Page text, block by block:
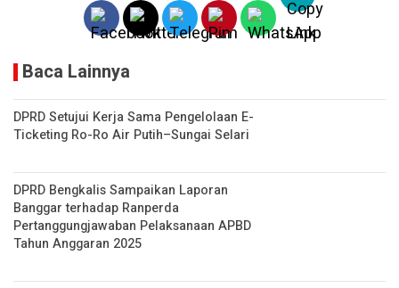
Baca Lainnya
DPRD Setujui Kerja Sama Pengelolaan E-
Ticketing Ro-Ro Air Putih–Sungai Selari
DPRD Bengkalis Sampaikan Laporan
Banggar terhadap Ranperda
Pertanggungjawaban Pelaksanaan APBD
Tahun Anggaran 2025